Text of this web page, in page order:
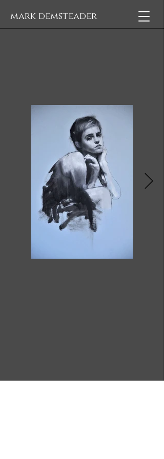
mark demsteader